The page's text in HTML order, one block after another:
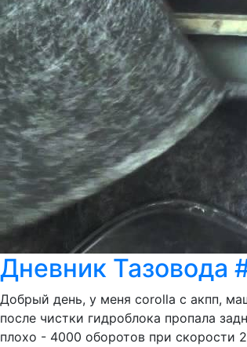
Дневник Тазовода
Добрый день, у меня corolla c акпп,
после чистки гидроблока пропала
плохо - 4000 оборотов при скорости